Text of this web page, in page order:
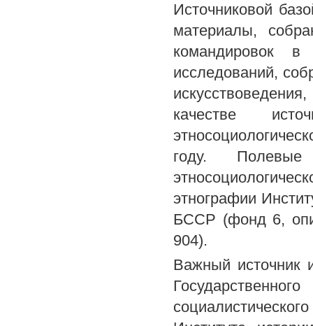
Источниковой
материалы,
командировок
исследований,
качестве
году.
этнографии
БССР (фонд 6,
904).
Важный источник